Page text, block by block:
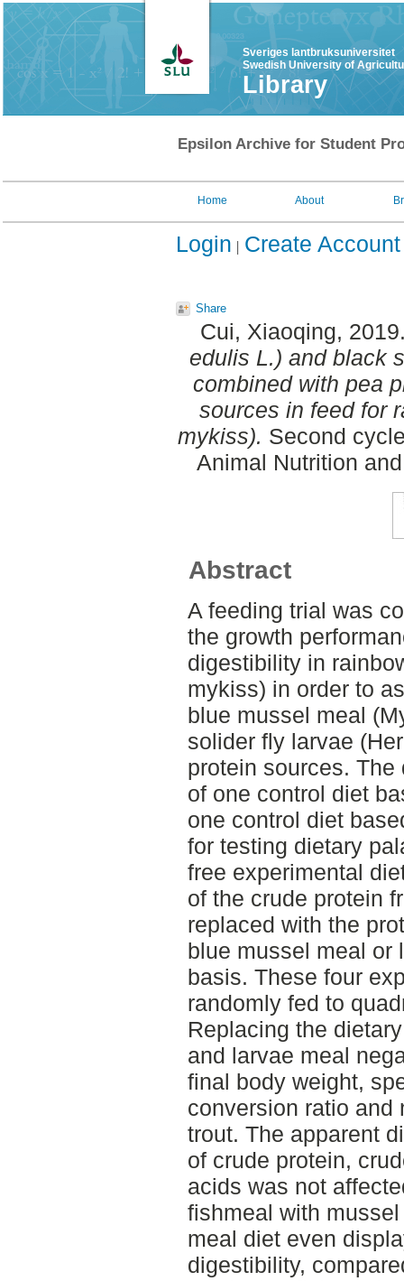
Sveriges lantbruksuniversitet
Swedish University of
Library
Epsilon Archive for Student
Home About
Login Create Account
Share
Cui, Xiaoqing,
edulis L.) and black
combined with pea
sources in feed for
mykiss). Second
Animal Nutrition
Abstract
A feeding trial was
the growth
digestibility in
mykiss) in order to
blue mussel meal
solider fly larvae
protein sources.
of one control diet
one control diet
for testing dietary
free experimental
of the crude protein
replaced with the
blue mussel meal or
basis. These four
randomly fed to
Replacing the
and larvae meal
final body weight,
conversion ratio and
trout. The apparent
of crude protein,
acids was not
fishmeal with
meal diet even
digestibility,